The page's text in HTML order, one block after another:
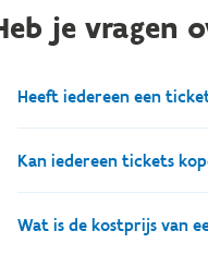
je vragen
Heeft iedereen een
Ja, iedereen heeft een
Kan iedereen tickets
Je kan enkel tickets
Wat is de kostprijs van